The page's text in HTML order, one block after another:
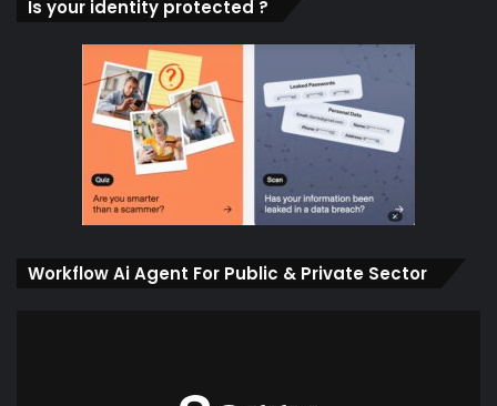
Is your identity protected ?
Workflow Ai Agent For Public & Private Sector